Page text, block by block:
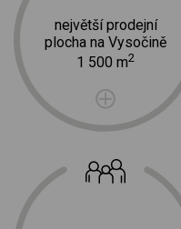
největší prodejní
plocha na Vysočině
1 500 m2